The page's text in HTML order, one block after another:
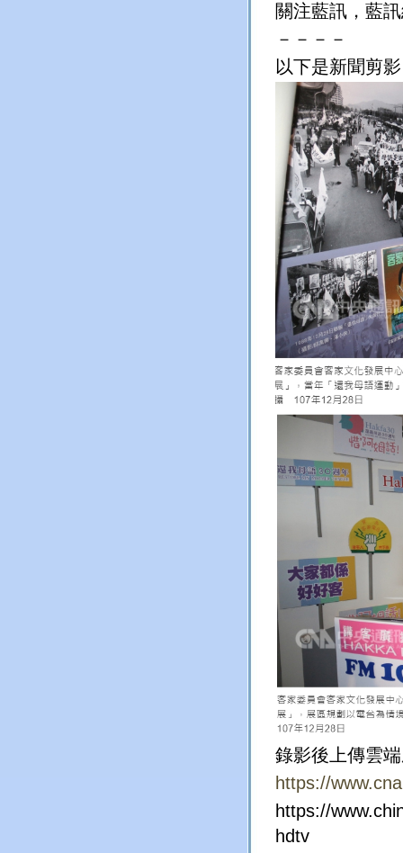
關注藍訊，藍
－－－－
以下是新聞剪
錄影後上傳雲
https://
https://
hdtv